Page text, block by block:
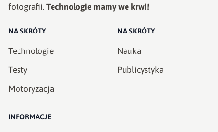
fotografii. Technologie mamy we krwi!
NA SKRÓTY
Technologie
Testy
Motoryzacja
NA SKRÓTY
Nauka
Publicystyka
INFORMACJE